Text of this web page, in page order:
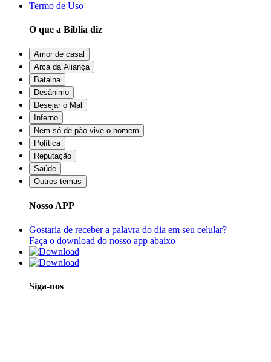
Termo de Uso
O que a Bíblia diz
Amor de casal
Arca da Aliança
Batalha
Desânimo
Desejar o Mal
Inferno
Nem só de pão vive o homem
Política
Reputação
Saúde
Outros temas
Nosso APP
Gostaria de receber a palavra do dia em seu celular?
Faça o download do nosso app abaixo
Siga-nos